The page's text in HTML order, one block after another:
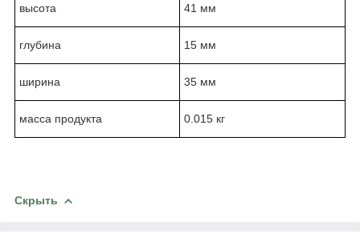
высота 41 мм
глубина 15 мм
ширина 35 мм
масса продукта 0.015 кг
Скрыть